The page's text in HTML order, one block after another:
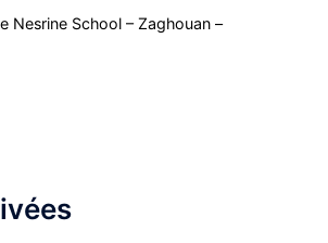
Nesrine School – Zaghouan –